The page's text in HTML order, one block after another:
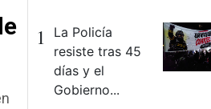
1
La Policía
resiste tras 45
días y el
Gobierno...